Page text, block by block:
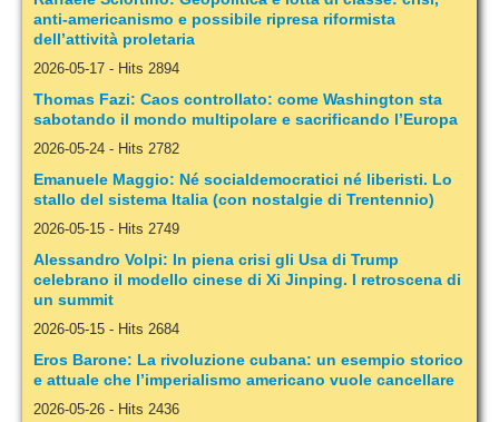
anti-americanismo e possibile ripresa riformista
dell’attività proletaria
2026-05-17 - Hits 2894
Thomas Fazi: Caos controllato: come Washington sta
sabotando il mondo multipolare e sacrificando l’Europa
2026-05-24 - Hits 2782
Emanuele Maggio: Né socialdemocratici né liberisti. Lo
stallo del sistema Italia (con nostalgie di Trentennio)
2026-05-15 - Hits 2749
Alessandro Volpi: In piena crisi gli Usa di Trump
celebrano il modello cinese di Xi Jinping. I retroscena di
un summit
2026-05-15 - Hits 2684
Eros Barone: La rivoluzione cubana: un esempio storico
e attuale che l’imperialismo americano vuole cancellare
2026-05-26 - Hits 2436